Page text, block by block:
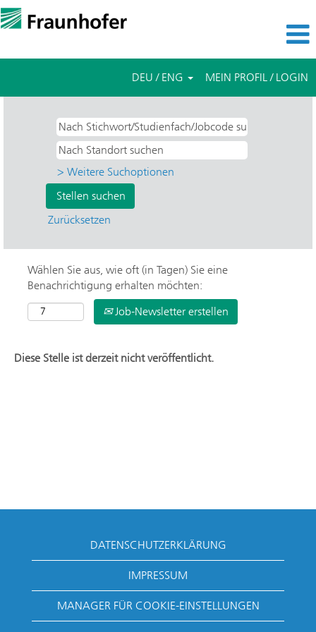
DEU / ENG MEIN PROFIL / LOGIN
> Weitere Suchoptionen
Zurücksetzen
Wählen Sie aus, wie oft (in Tagen) Sie eine
Benachrichtigung erhalten möchten:
Job-Newsletter erstellen
Diese Stelle ist derzeit nicht veröffentlicht.
DATENSCHUTZERKLÄRUNG
IMPRESSUM
MANAGER FÜR COOKIE-EINSTELLUNGEN